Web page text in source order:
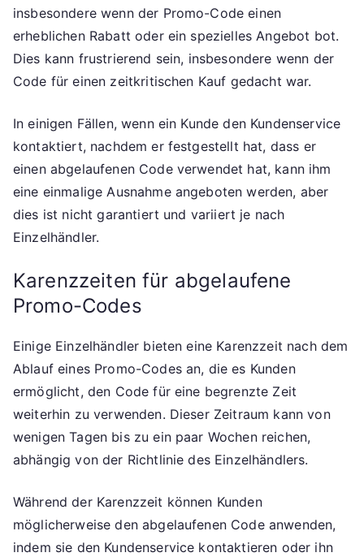
insbesondere wenn der Promo-Code einen
erheblichen Rabatt oder ein spezielles Angebot bot.
Dies kann frustrierend sein, insbesondere wenn der
Code für einen zeitkritischen Kauf gedacht war.
In einigen Fällen, wenn ein Kunde den Kundenservice
kontaktiert, nachdem er festgestellt hat, dass er
einen abgelaufenen Code verwendet hat, kann ihm
eine einmalige Ausnahme angeboten werden, aber
dies ist nicht garantiert und variiert je nach
Einzelhändler.
Karenzzeiten für abgelaufene
Promo-Codes
Einige Einzelhändler bieten eine Karenzzeit nach dem
Ablauf eines Promo-Codes an, die es Kunden
ermöglicht, den Code für eine begrenzte Zeit
weiterhin zu verwenden. Dieser Zeitraum kann von
wenigen Tagen bis zu ein paar Wochen reichen,
abhängig von der Richtlinie des Einzelhändlers.
Während der Karenzzeit können Kunden
möglicherweise den abgelaufenen Code anwenden,
indem sie den Kundenservice kontaktieren oder ihn